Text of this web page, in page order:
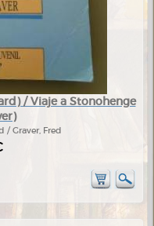
/ Viaje a Stonohenge
/ Graver, Fred